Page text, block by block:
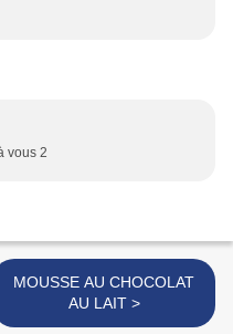
vous 2
MOUSSE AU CHOCOLAT
AU LAIT >